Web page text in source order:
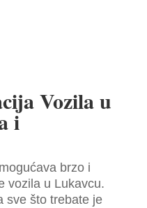
Vozila u
i
brzo i
vozila u Lukavcu.
sve što trebate je